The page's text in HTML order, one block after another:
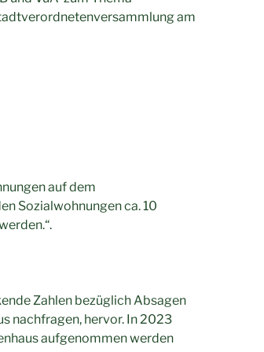
am
auf dem
Sozialwohnungen ca. 10
Zahlen bezüglich Absagen
nachfragen, hervor. In 2023
aufgenommen werden